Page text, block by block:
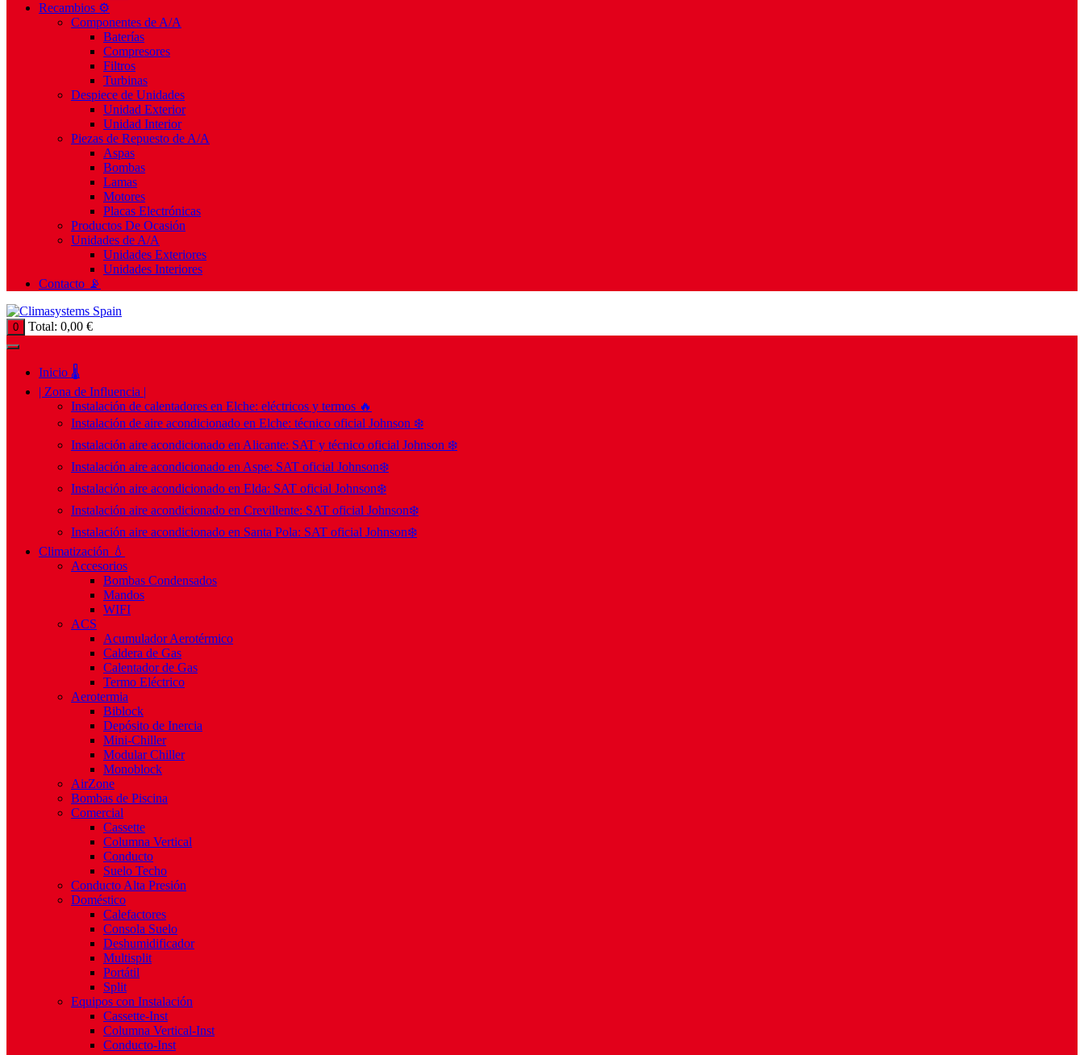
Recambios ⚙️
Componentes de A/A
Baterías
Compresores
Filtros
Turbinas
Despiece de Unidades
Unidad Exterior
Unidad Interior
Piezas de Repuesto de A/A
Aspas
Bombas
Lamas
Motores
Placas Electrónicas
Productos De Ocasión
Unidades de A/A
Unidades Exteriores
Unidades Interiores
Contacto 📡
0 Total: 0,00 €
Inicio 🌡️
| Zona de Influencia |
Instalación de calentadores en Elche: eléctricos y termos 🔥
Instalación de aire acondicionado en Elche: técnico oficial Johnson ❄️
Instalación aire acondicionado en Alicante: SAT y técnico oficial Johnson ❄️
Instalación aire acondicionado en Aspe: SAT oficial Johnson❄️
Instalación aire acondicionado en Elda: SAT oficial Johnson❄️
Instalación aire acondicionado en Crevillente: SAT oficial Johnson❄️
Instalación aire acondicionado en Santa Pola: SAT oficial Johnson❄️
Climatización 💧
Accesorios
Bombas Condensados
Mandos
WIFI
ACS
Acumulador Aerotérmico
Caldera de Gas
Calentador de Gas
Termo Eléctrico
Aerotermia
Biblock
Depósito de Inercia
Mini-Chiller
Modular Chiller
Monoblock
AirZone
Bombas de Piscina
Comercial
Cassette
Columna Vertical
Conducto
Suelo Techo
Conducto Alta Presión
Doméstico
Calefactores
Consola Suelo
Deshumidificador
Multisplit
Portátil
Split
Equipos con Instalación
Cassette-Inst
Columna Vertical-Inst
Conducto-Inst